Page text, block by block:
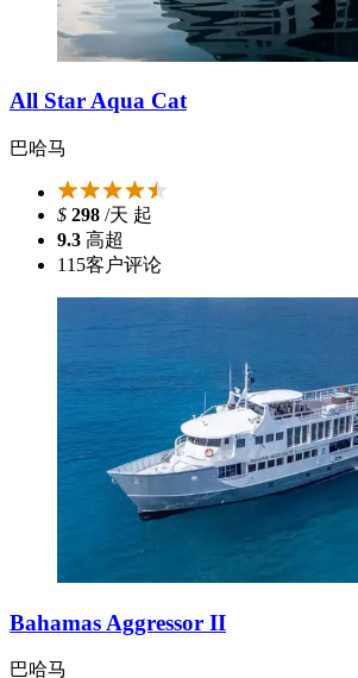
All Star Aqua Cat
巴哈马
$ 298 /天 起
9.3 高超
115客户评论
Bahamas Aggressor II
巴哈马